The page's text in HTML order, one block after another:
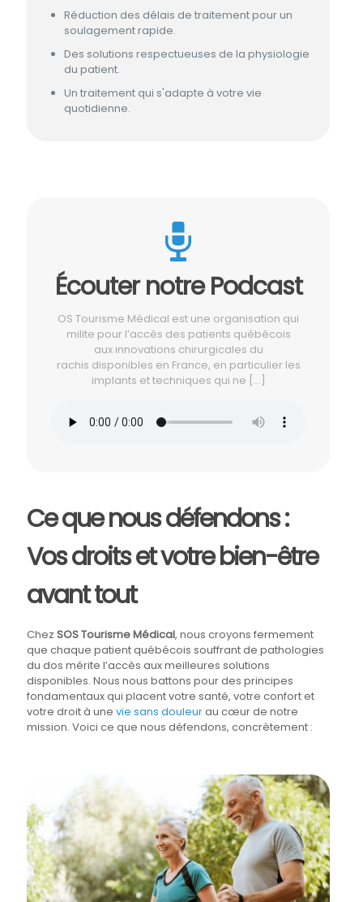
Réduction des délais de traitement pour un
soulagement rapide.
Des solutions respectueuses de la physiologie
du patient.
Un traitement qui s'adapte à votre vie
quotidienne.
Écouter notre Podcast
OS Tourisme Médical est une organisation qui
milite pour l’accès des patients québécois
aux innovations chirurgicales du
rachis disponibles en France, en particulier les
implants et techniques qui ne […]
Ce que nous défendons :
Vos droits et votre bien-être
avant tout
Chez SOS Tourisme Médical, nous croyons fermement
que chaque patient québécois souffrant de pathologies
du dos mérite l’accès aux meilleures solutions
disponibles. Nous nous battons pour des principes
fondamentaux qui placent votre santé, votre confort et
votre droit à une vie sans douleurau cœur de notre
mission. Voici ce que nous défendons, concrètement :